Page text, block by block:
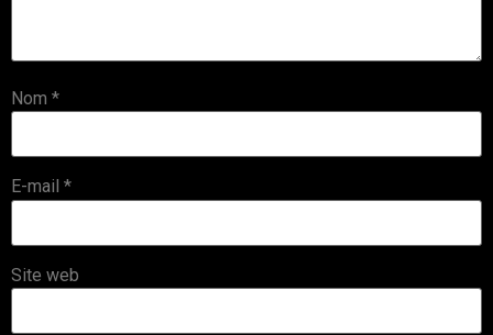
Nom *
E-mail *
Site web